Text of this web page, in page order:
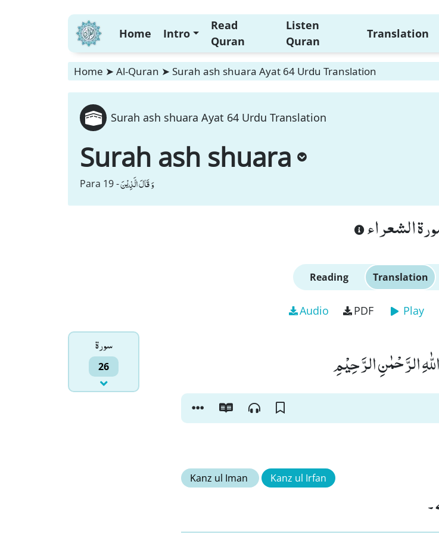
Home Intro
Read
Quran
Listen
Quran
Translation
Home ➤ Al-Quran ➤ Surah ash shuara Ayat 64 Urdu Translation
Surah ash shuara Ayat 64 Urdu Translation
Surah ash shuara
Para 19 -وَ قَالَ الَّذِیْنَ
الشعراء
Reading Translation
Audio PDF Play
سورۃ
26 الرَّحْمٰنِ الرَّحِیْمِ
Kanz ul Iman Kanz ul Irfan